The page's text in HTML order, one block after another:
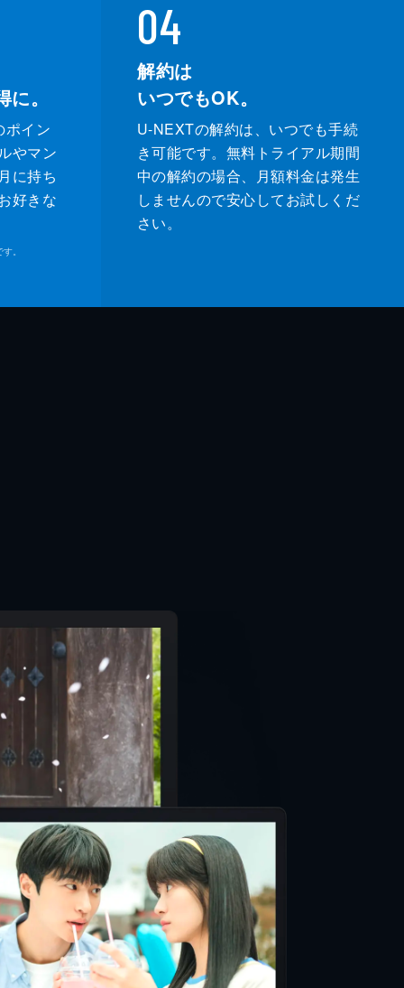
。
ポイン
やマン
に持ち
好きな
。
04
解約は
いつでもOK。
U-NEXTの解約は、いつでも手続
き可能です。無料トライアル期間
中の解約の場合、月額料金は発生
しませんので安心してお試しくだ
さい。